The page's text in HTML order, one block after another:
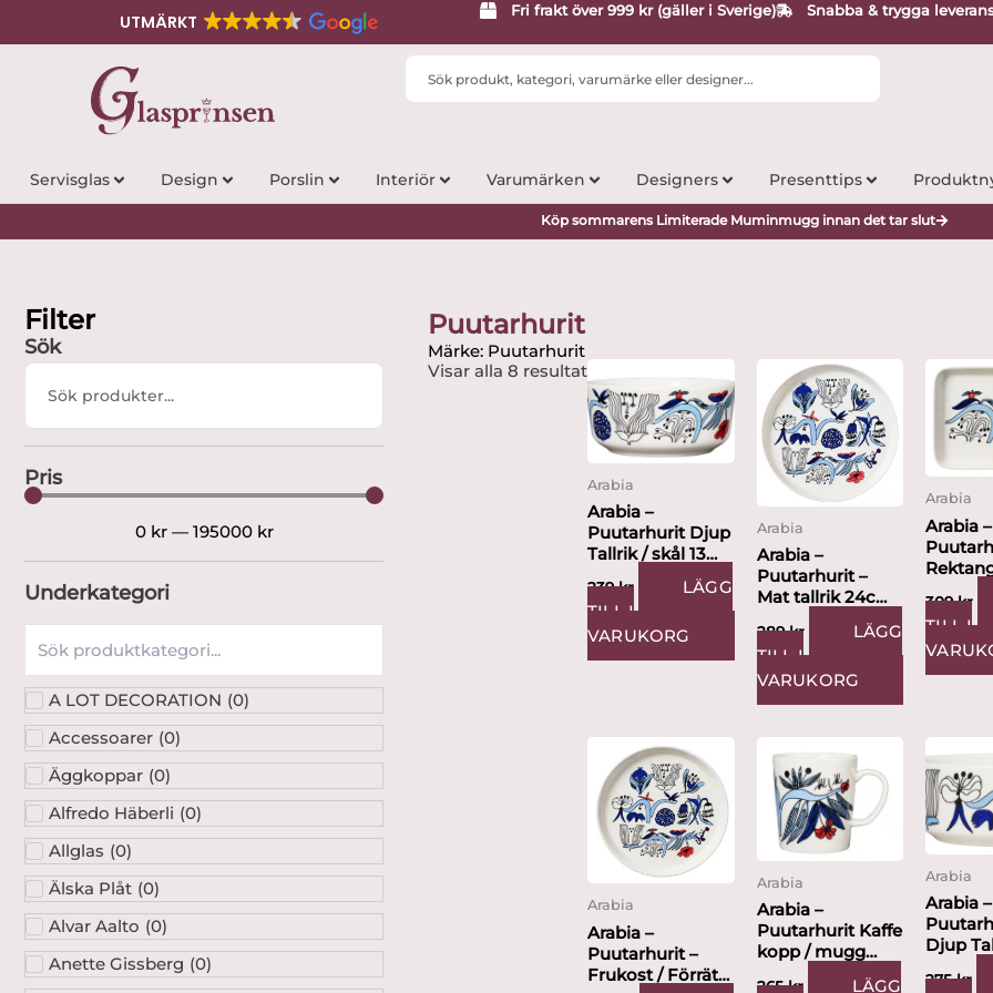
UTMÄRKT
Fri frakt över 999 kr (gäller i Sverige) Snabba & trygga
Search
Servisglas Design Porslin Interiör Varumärken Designers Presenttips
Köp sommarens Limiterade Muminmugg innan det tar slut
Filter
Sök
Search
Pris
0 kr— 195000 kr
Underkategori
A LOT DECORATION (0)
Accessoarer (0)
Äggkoppar (0)
Alfredo Häberli (0)
Allglas (0)
Älska Plåt (0)
Alvar Aalto (0)
Anette Gissberg (0)
Puutarhurit
Märke: Puutarhurit
Visar alla 8 resultat
Arabia
Arabia –
Puutarhurit Djup
Tallrik / skål 13
cm Design Armi
239kr
LÄGG
TILL I
VARUKORG
Arabia
Arabia –
Puutarhurit –
Mat tallrik 24cm
Design Armi Teva
289kr
LÄGG
TILL I
VARUKORG
Arabia
Arabia –
Armi
309kr
TILL I
Arabia
Arabia –
Puutarhurit –
Frukost / Förrätts
Arabia
Arabia –
Puutarhurit Kaffe
kopp / mugg
0,3L Design Armi
265kr
LÄGG
Arabia
Arabia –
Djup
275kr